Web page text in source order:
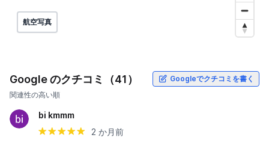
航空写真
Google のクチコミ（41）
関連性の高い順
Googleでクチコミを書く
bi kmmm
2 か月前